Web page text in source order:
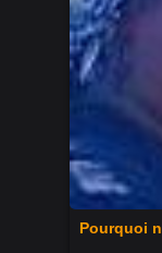
Pourquoi